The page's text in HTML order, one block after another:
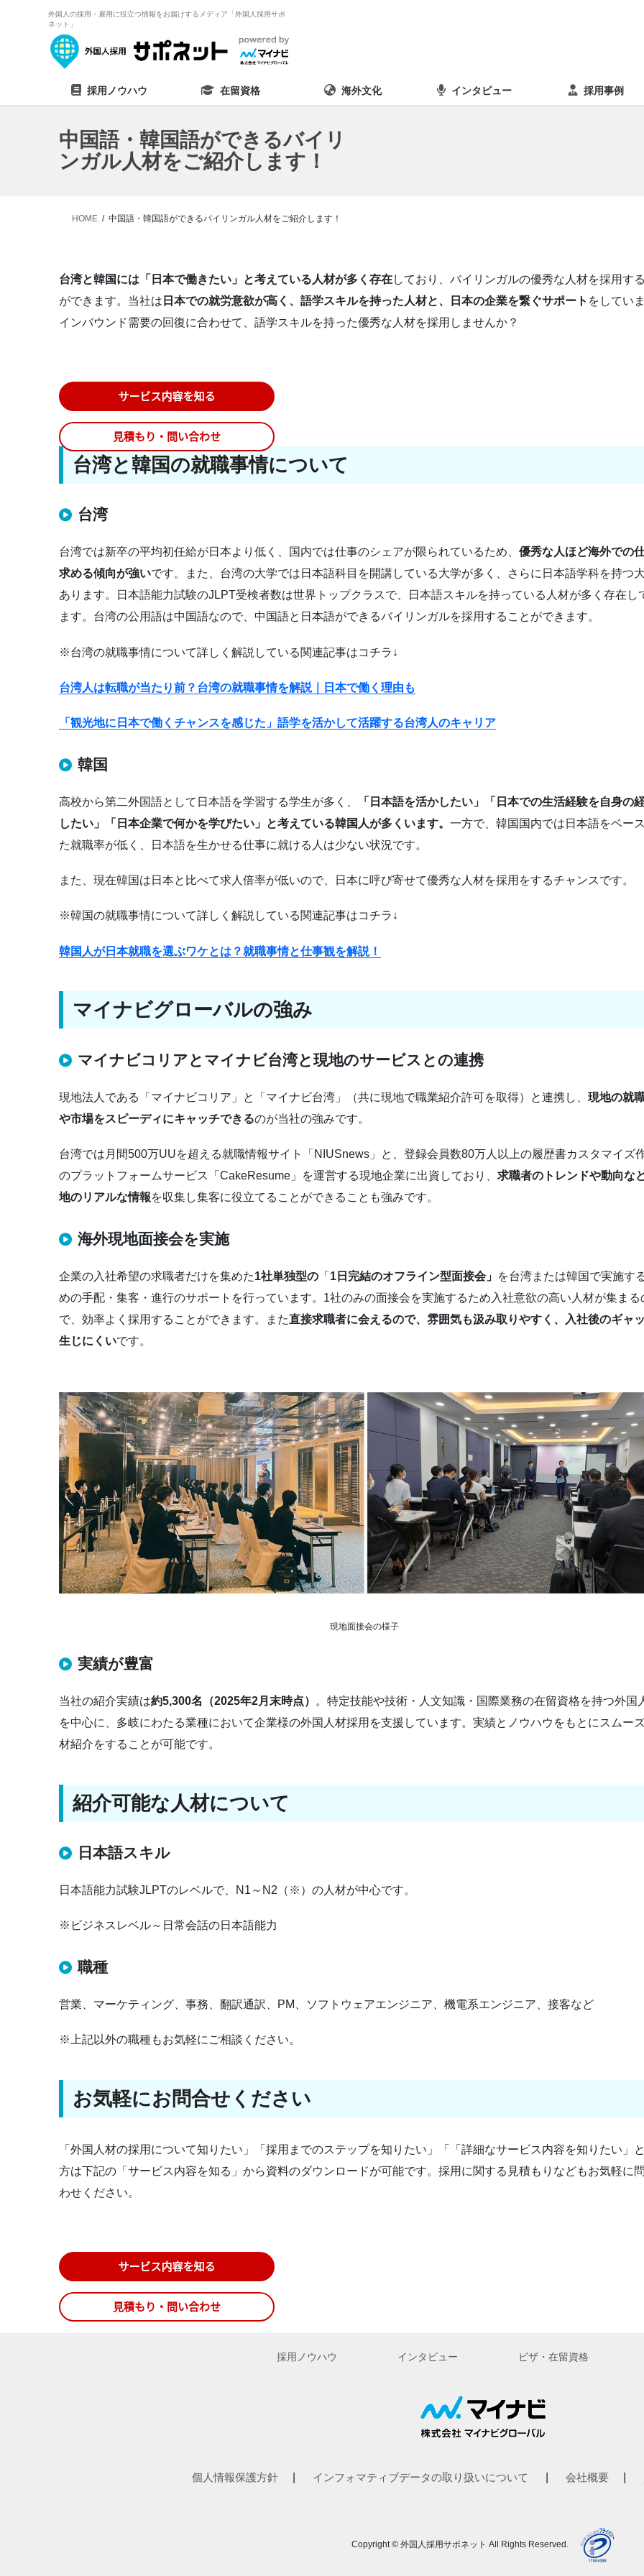
外国人の採用・雇用に役立つ情報をお届けするメディア「外国人採用サポ
ネット」
採用ノウハウ 在留資格 海外文化 インタビュー 採用事例
中国語・韓国語ができるバイリ
ンガル人材をご紹介します！
HOME 中国語・韓国語ができるバイリンガル人材をご紹介します！
台湾と韓国には「日本で働きたい」と考えている人材が多く存在しており、バイリンガルの優秀な人材を採用す
ができます。当社は 日本での就労意欲が高く、語学スキルを持った人材と、日本の企業を繋ぐサポート をしていま
インバウンド需要の回復に合わせて、語学スキルを持った優秀な人材を採用しませんか？
台湾と韓国の就職事情について
台湾
台湾では新卒の平均初任給が日本より低く、国内では仕事のシェアが限られているため、優秀な人ほど海外での
求める傾向が強いです。また、台湾の大学では日本語科目を開講している大学が多く、さらに日本語学科を持つ
あります。日本語能力試験のJLPT受検者数は世界トップクラスで、日本語スキルを持っている人材が多く存在し
ます。台湾の公用語は中国語なので、中国語と日本語ができるバイリンガルを採用することができます。
※台湾の就職事情について詳しく解説している関連記事はコチラ↓
台湾人は転職が当たり前？台湾の就職事情を解説｜日本で働く理由も
「観光地に日本で働くチャンスを感じた」語学を活かして活躍する台湾人のキャリア
韓国
高校から第二外国語として日本語を学習する学生が多く、
「日本語を活かしたい」「日本での生活経験を自身の
したい」「日本企業で何かを学びたい」と考えている韓国人が多くいます。一方で、韓国国内では日本語をベー
た就職率が低く、日本語を生かせる仕事に就ける人は少ない状況です。
また、現在韓国は日本と比べて求人倍率が低いので、日本に呼び寄せて優秀な人材を採用をするチャンスです。
※韓国の就職事情について詳しく解説している関連記事はコチラ↓
韓国人が日本就職を選ぶワケとは？就職事情と仕事観を解説！
マイナビグローバルの強み
マイナビコリアとマイナビ台湾と現地のサービスとの連携
現地法人である「マイナビコリア」と「マイナビ台湾」（共に現地で職業紹介許可を取得）と連携し、現地の就
や市場をスピーディにキャッチできるのが当社の強みです。
台湾では月間500万UUを超える就職情報サイト「NIUSnews」と、登録会員数80万人以上の履歴書カスタマイズ
のプラットフォームサービス「CakeResume」を運営する現地企業に出資しており、求職者のトレンドや動向な
地のリアルな情報を収集し集客に役立てることができることも強みです。
海外現地面接会を実施
企業の入社希望の求職者だけを集めた1社単独型の 「 1日完結のオフライン型面接会」 を台湾または韓国で実施す
めの手配・集客・進行のサポートを行っています。1社のみの面接会を実施するため入社意欲の高い人材が集まる
で、効率よく採用することができます。また直接求職者に会えるので、雰囲気も汲み取りやすく、入社後のギャ
生じにくいです。
現地面接会の様子
実績が豊富
当社の紹介実績は約5,300名（2025年2月末時点）
。特定技能や技術・人文知識・国際業務の在留資格を持つ外国
を中心に、多岐にわたる業種において企業様の外国人材採用を支援しています。実績とノウハウをもとにスムー
材紹介をすることが可能です。
紹介可能な人材について
日本語スキル
日本語能力試験JLPTのレベルで、N1～N2（※）の人材が中心です。
※ビジネスレベル～日常会話の日本語能力
職種
営業、マーケティング、事務、翻訳通訳、PM、ソフトウェアエンジニア、機電系エンジニア、接客など
※上記以外の職種もお気軽にご相談ください。
お気軽にお問合せください
「外国人材の採用について知りたい」「採用までのステップを知りたい」「「詳細なサービス内容を知りたい」
方は下記の「サービス内容を知る」から資料のダウンロードが可能です。採用に関する見積もりなどもお気軽に
わせください。
採用ノウハウ インタビュー ビザ・在留資格
個人情報保護方針 インフォマティブデータの取り扱いについて 会社概要
Copyright © 外国人採用サポネット All Rights Reserved.